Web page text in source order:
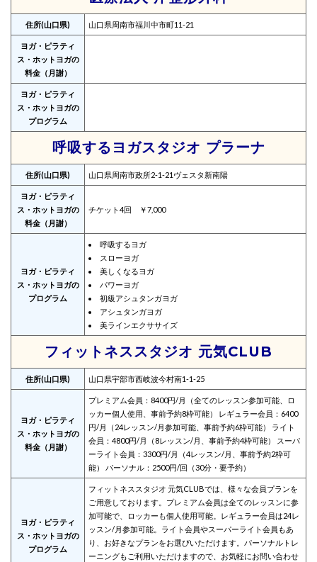
住所(山口県) 山口県周南市福川中市町11-21
ヨガ・ピラティ
ス・ホットヨガの
料金（月謝）
ヨガ・ピラティ
ス・ホットヨガの
プログラム
呼吸するヨガスタジオ プラーナ
住所(山口県) 山口県周南市政所2-1-21ヴェスタ新南陽
ヨガ・ピラティ
ス・ホットヨガの
料金（月謝）
チケット4回 ￥7,000
ヨガ・ピラティ
ス・ホットヨガの
プログラム
呼吸するヨガ
​スローヨガ
美しくなるヨガ
​パワーヨガ
初級アシュタンガヨガ
アシュタンガヨガ
美ラインエクササイズ
フィットネススタジオ 元気CLUB
住所(山口県) 山口県宇部市西岐波今村南1-1-25
ヨガ・ピラティ
ス・ホットヨガの
料金（月謝）
プレミアム会員：8400円/月（全てのレッスン参加可能、ロ
ッカー個人使用、事前予約8枠可能） レギュラー会員：6400
円/月（24レッスン/月参加可能、事前予約6枠可能） ライト
会員：4800円/月（8レッスン/月、事前予約4枠可能） スーパ
ーライト会員：3300円/月（4レッスン/月、事前予約2枠可
能） パーソナル：2500円/回（30分・要予約）
ヨガ・ピラティ
ス・ホットヨガの
プログラム
フィットネススタジオ 元気CLUBでは、様々な会員プランを
ご用意しております。プレミアム会員は全てのレッスンに参
加可能で、ロッカーも個人使用可能。レギュラー会員は24レ
ッスン/月参加可能。ライト会員やスーパーライト会員もあ
り、お好きなプランをお選びいただけます。パーソナルトレ
ーニングもご利用いただけますので、お気軽にお問い合わせ